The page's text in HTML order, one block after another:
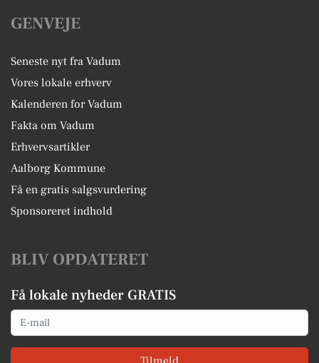
GENVEJE
Seneste nyt fra Vadum
Vores lokale erhverv
Kalenderen for Vadum
Fakta om Vadum
Erhvervsartikler
Aalborg Kommune
Få en gratis salgsvurdering
Sponsoreret indhold
BLIV OPDATERET
Få lokale nyheder GRATIS
Email